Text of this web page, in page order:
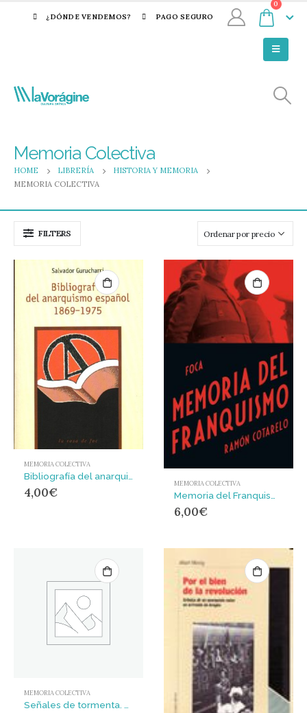
¿DÓNDE VENDEMOS? PAGO SEGURO
0
Memoria Colectiva
HOME LIBRERÍA
HISTORIA Y MEMORIA
MEMORIA COLECTIVA
FILTERS
MEMORIA COLECTIVA
4,00€
MEMORIA COLECTIVA
6,00€
MEMORIA COLECTIVA
Señales de tormenta. Anarquistas contra Hitler